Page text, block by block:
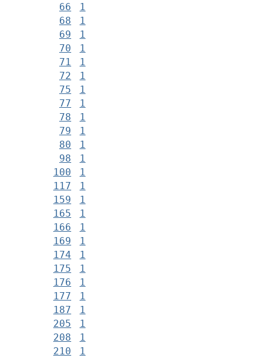
66
1
68
1
69
1
70
1
71
1
72
1
75
1
77
1
78
1
79
1
80
1
98
1
100
1
117
1
159
1
165
1
166
1
169
1
174
1
175
1
176
1
177
1
187
1
205
1
208
1
210
1